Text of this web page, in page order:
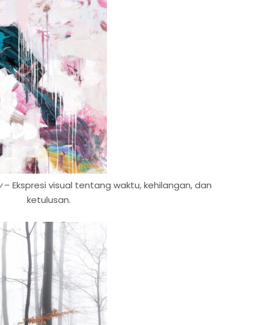
– Ekspresi visual tentang waktu, kehilangan, dan
ketulusan.